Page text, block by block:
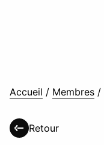
Accueil / Membres /
Retour